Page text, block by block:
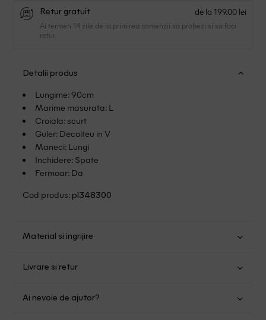
Retur gratuit de la 199.00 lei
Ai termen 14 zile de la primirea comenzii sa probezi si sa faci
retur.
Detalii produs
Lungime: 90cm
Marime masurata: L
Croiala: scurt
Guler: Decolteu in V
Maneci: Lungi
Inchidere: Spate
Fermoar: Da
Cod produs: pl348300
Material si ingrijire
Spalare cu percloretilena, solventi clorurati si benzina
Livrare si retur
mare de 149.00 lei.
Ai nevoie de ajutor?